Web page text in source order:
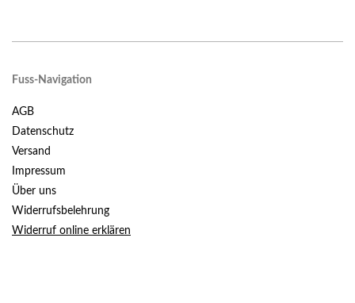
Fuss-Navigation
AGB
Datenschutz
Versand
Impressum
Über uns
Widerrufsbelehrung
Widerruf online erklären